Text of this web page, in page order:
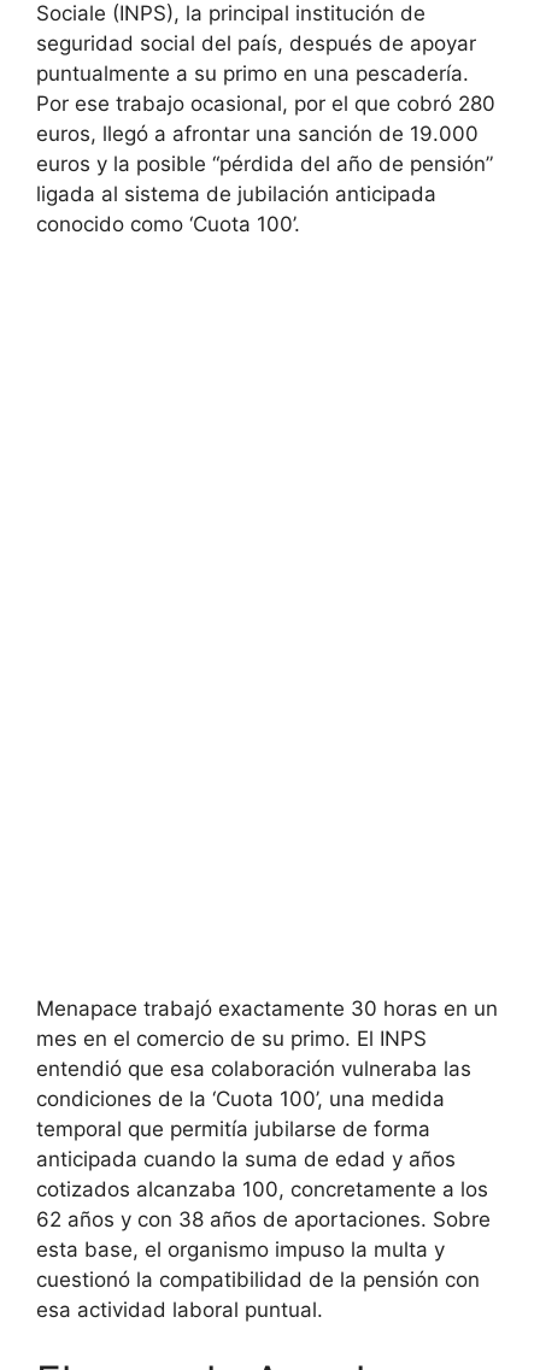
Sociale (INPS), la principal institución de
seguridad social del país, después de apoyar
puntualmente a su primo en una pescadería.
Por ese trabajo ocasional, por el que cobró 280
euros, llegó a afrontar una sanción de 19.000
euros y la posible “pérdida del año de pensión”
ligada al sistema de jubilación anticipada
conocido como ‘Cuota 100’.
Menapace trabajó exactamente 30 horas en un
mes en el comercio de su primo. El INPS
entendió que esa colaboración vulneraba las
condiciones de la ‘Cuota 100’, una medida
temporal que permitía jubilarse de forma
anticipada cuando la suma de edad y años
cotizados alcanzaba 100, concretamente a los
62 años y con 38 años de aportaciones. Sobre
esta base, el organismo impuso la multa y
cuestionó la compatibilidad de la pensión con
esa actividad laboral puntual.